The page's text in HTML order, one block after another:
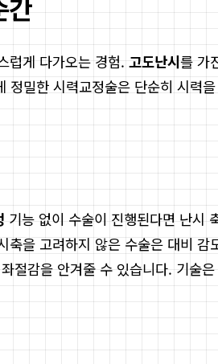
간
럽게 다가오는 경험. 고도난시를 가
밀한 시력교정술은 단순히 시력
기능 없이 수술이 진행된다면 난시
을 고려하지 않은 수술은 대비
감을 안겨줄 수 있습니다. 기술